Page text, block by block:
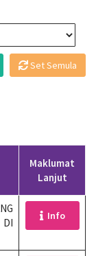
Set Semula
Maklumat
Lanjut
DI
Info